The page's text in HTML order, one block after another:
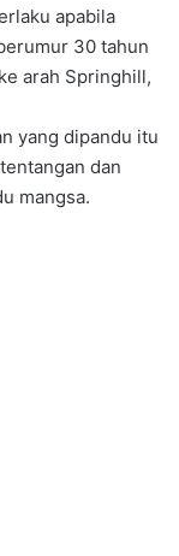
apabila
30 tahun
arah Springhill,
yang dipandu itu
dan
mangsa.